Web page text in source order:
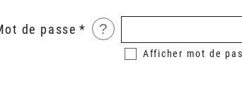
de passe ?
Afficher mot de